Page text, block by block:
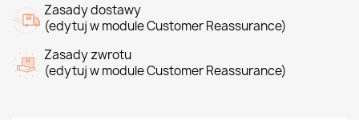
Zasady dostawy
(edytuj w module Customer Reassurance)
Zasady zwrotu
(edytuj w module Customer Reassurance)